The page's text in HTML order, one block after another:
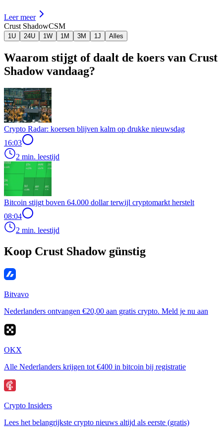
Leer meer
Crust ShadowCSM
1U 24U 1W 1M 3M 1J Alles
Waarom stijgt of daalt de koers van Crust
Shadow vandaag?
Crypto Radar: koersen blijven kalm op drukke nieuwsdag
16:03
2 min. leestijd
Bitcoin stijgt boven 64.000 dollar terwijl cryptomarkt herstelt
08:04
2 min. leestijd
Koop Crust Shadow günstig
Bitvavo
Nederlanders ontvangen €20,00 aan gratis crypto. Meld je nu aan
OKX
Alle Nederlanders krijgen tot €400 in bitcoin bij registratie
Crypto Insiders
Lees het belangrijkste crypto nieuws altijd als eerste (gratis)